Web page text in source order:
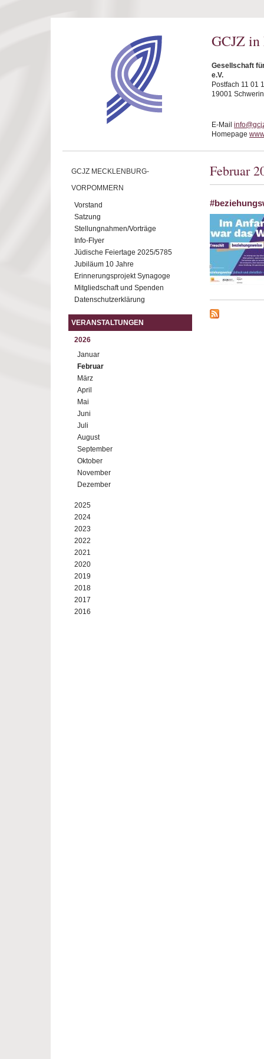
GCJZ in
Gesellschaft
e.V.
Postfach 11 01
19001 Schwerin
E-Mail
Homepage
GCJZ MECKLENBURG-
VORPOMMERN
Vorstand
Satzung
Stellungnahmen/Vorträge
Info-Flyer
Jüdische Feiertage 2025/5785
Jubiläum 10 Jahre
Erinnerungsprojekt Synagoge
Mitgliedschaft und Spenden
Datenschutzerklärung
VERANSTALTUNGEN
2026
Januar
Februar
März
April
Mai
Juni
Juli
August
September
Oktober
November
Dezember
2025
2024
2023
2022
2021
2020
2019
2018
2017
2016
Februar